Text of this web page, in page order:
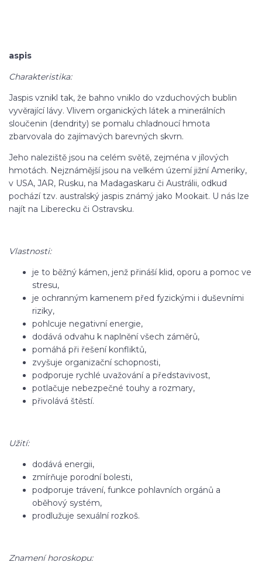
aspis
Charakteristika:
Jaspis vznikl tak, že bahno vniklo do vzduchových bublin
vyvěrající lávy. Vlivem organických látek a minerálních
sloučenin (dendrity) se pomalu chladnoucí hmota
zbarvovala do zajímavých barevných skvrn.
Jeho naleziště jsou na celém světě, zejména v jílových
hmotách. Nejznámější jsou na velkém území jižní Ameriky,
v USA, JAR, Rusku, na Madagaskaru či Austrálii, odkud
pochází tzv. australský jaspis známý jako Mookait. U nás lze
najít na Liberecku či Ostravsku.
Vlastnosti:
je to běžný kámen, jenž přináší klid, oporu a pomoc ve
stresu,
je ochranným kamenem před fyzickými i duševními
riziky,
pohlcuje negativní energie,
dodává odvahu k naplnění všech záměrů,
pomáhá při řešení konfliktů,
zvyšuje organizační schopnosti,
podporuje rychlé uvažování a představivost,
potlačuje nebezpečné touhy a rozmary,
přivolává štěstí.
Užití:
dodává energii,
zmírňuje porodní bolesti,
podporuje trávení, funkce pohlavních orgánů a
oběhový systém,
prodlužuje sexuální rozkoš.
Znamení horoskopu: